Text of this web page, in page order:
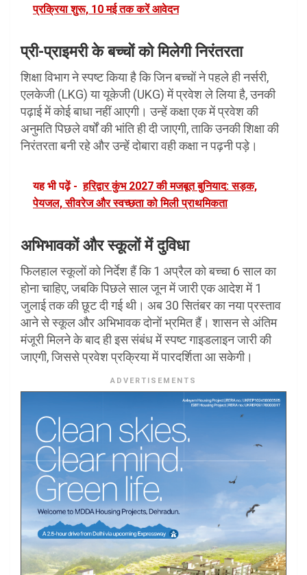
प्रक्रिया शुरू, 10 मई तक करें आवेदन
प्री-प्राइमरी के बच्चों को मिलेगी निरंतरता
शिक्षा विभाग ने स्पष्ट किया है कि जिन बच्चों ने पहले ही नर्सरी,
एलकेजी (LKG) या यूकेजी (UKG) में प्रवेश ले लिया है, उनकी
पढ़ाई में कोई बाधा नहीं आएगी। उन्हें कक्षा एक में प्रवेश की
अनुमति पिछले वर्षों की भांति ही दी जाएगी, ताकि उनकी शिक्षा की
निरंतरता बनी रहे और उन्हें दोबारा वही कक्षा न पढ़नी पड़े।
यह भी पढ़ें - हरिद्वार कुंभ 2027 की मजबूत बुनियाद: सड़क,
पेयजल, सीवरेज और स्वच्छता को मिली प्राथमिकता
अभिभावकों और स्कूलों में दुविधा
फिलहाल स्कूलों को निर्देश हैं कि 1 अप्रैल को बच्चा 6 साल का
होना चाहिए, जबकि पिछले साल जून में जारी एक आदेश में 1
जुलाई तक की छूट दी गई थी। अब 30 सितंबर का नया प्रस्ताव
आने से स्कूल और अभिभावक दोनों भ्रमित हैं। शासन से अंतिम
मंजूरी मिलने के बाद ही इस संबंध में स्पष्ट गाइडलाइन जारी की
जाएगी, जिससे प्रवेश प्रक्रिया में पारदर्शिता आ सकेगी।
ADVERTISEMENTS